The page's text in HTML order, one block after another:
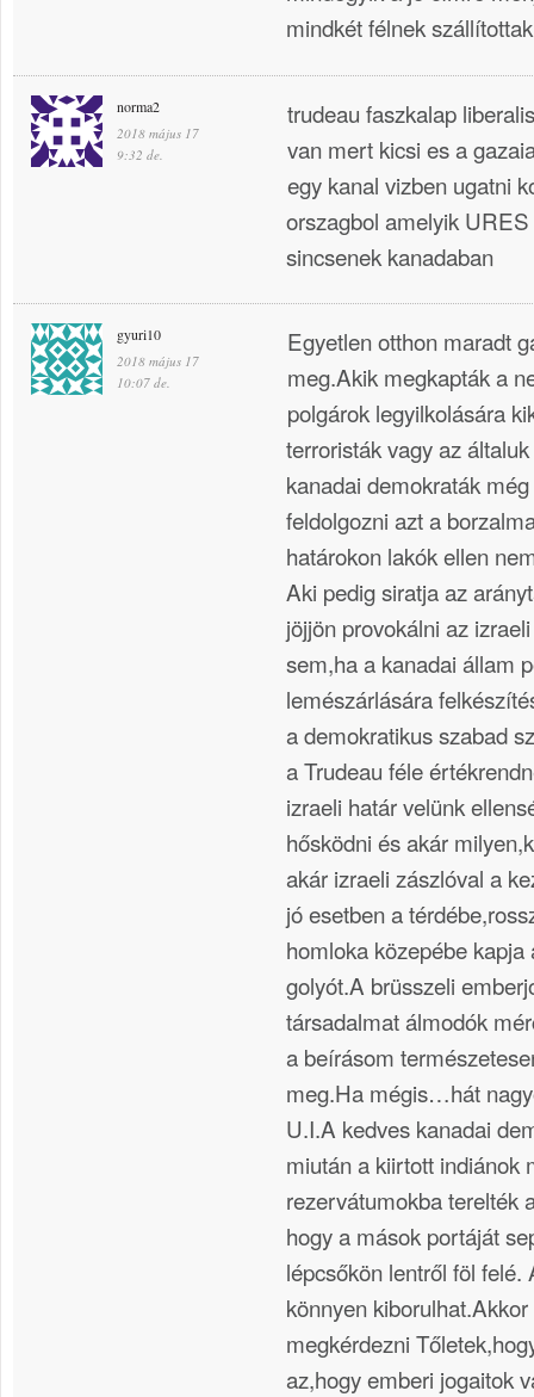
mindkét félnek szállítottak
norma2
2018 május 17
9:32 de.
trudeau faszkalap
van mert kicsi es a
egy kanal vizben ugatni
orszagbol amelyik
sincsenek kanadaban
gyuri10
2018 május 17
10:07 de.
Egyetlen otthon maradt
meg.Akik megkapták a
polgárok legyilkolására
terroristák vagy az
kanadai demokraták
feldolgozni azt a
határokon lakók ellen
Aki pedig siratja az
jöjjön provokálni az
sem,ha a kanadai állam
lemészárlására
a demokratikus szabad
a Trudeau féle
izraeli határ velünk
hősködni és akár
akár izraeli zászlóval a
jó esetben a
homloka közepébe
golyót.A brüsszeli
társadalmat álmodók
a beírásom
meg.Ha mégis…hát
U.I.A kedves kanadai
miután a kiirtott indiánok
rezervátumokba terelték
hogy a mások portáját
lépcsőkön lentről föl felé.
könnyen
megkérdezni
az,hogy emberi jogaitok